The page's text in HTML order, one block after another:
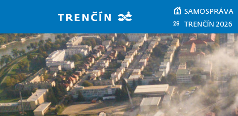
SAMOSPRÁVA
TRENČÍN 2026